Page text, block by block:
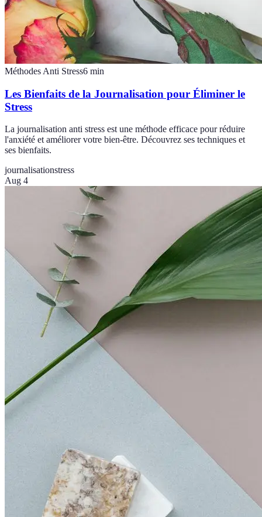
Méthodes Anti Stress6 min
Les Bienfaits de la Journalisation pour Éliminer le
Stress
La journalisation anti stress est une méthode efficace pour réduire
l'anxiété et améliorer votre bien-être. Découvrez ses techniques et
ses bienfaits.
journalisationstress
Aug 4